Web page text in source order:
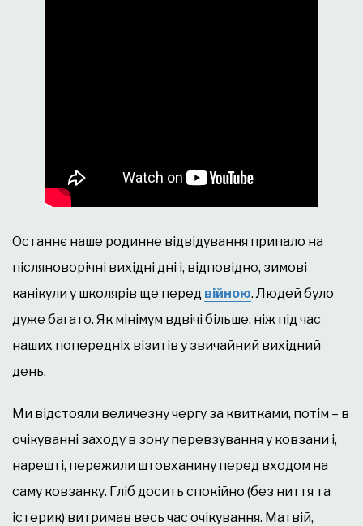
Останнє наше родинне відвідування припало на
післяноворічні вихідні дні і, відповідно, зимові
канікули у школярів ще перед війною. Людей було
дуже багато. Як мінімум вдвічі більше, ніж під час
наших попередніх візитів у звичайний вихідний
день.
Ми відстояли величезну чергу за квитками, потім – в
очікуванні заходу в зону перевзування у ковзани і,
нарешті, пережили штовханину перед входом на
саму ковзанку. Гліб досить спокійно (без ниття та
істерик) витримав весь час очікування. Матвій,